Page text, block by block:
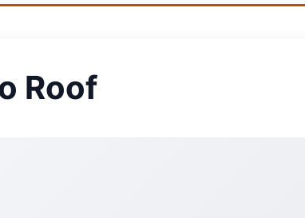
Roof